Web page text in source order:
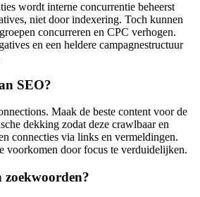
wordt interne concurrentie beheerst
niet door indexering. Toch kunnen
concurreren en CPC verhogen.
en een heldere campagnestructuur
SEO?
Maak de beste content voor de
dekking zodat deze crawlbaar en
connecties via links en vermeldingen.
voorkomen door focus te verduidelijken.